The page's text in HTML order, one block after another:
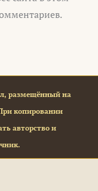
размещённый на
копировании
авторство и